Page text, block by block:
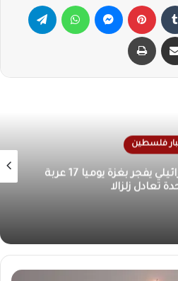
فلسطين
إنسانية في غزة بسبب تدهور
والمعيشي